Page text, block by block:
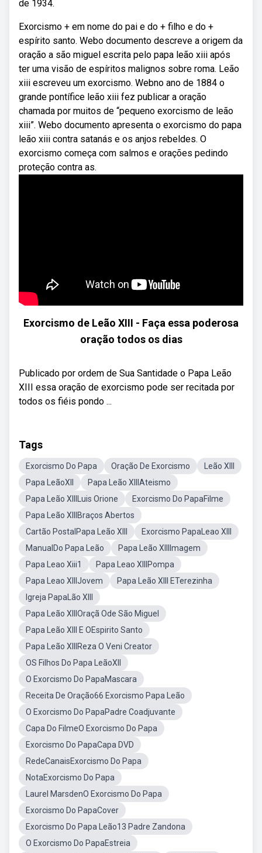
de 1934.
Exorcismo + em nome do pai e do + filho e do +
espírito santo. Webo documento descreve a origem da
oração a são miguel escrita pelo papa leão xiii após
ter uma visão de espíritos malignos sobre roma. Leão
xiii escreveu um exorcismo. Webno ano de 1884 o
grande pontífice leão xiii fez publicar a oração
chamada por muitos de “pequeno exorcismo de leão
xiii”. Webo documento apresenta o exorcismo do papa
leão xiii contra satanás e os anjos rebeldes. O
exorcismo começa com salmos e orações pedindo
proteção contra as.
Exorcismo de Leão XIII - Faça essa poderosa
oração todos os dias
Publicado por ordem de Sua Santidade o Papa Leão
XIII essa oração de exorcismo pode ser recitada por
todos os fiéis pondo ...
Tags
Exorcismo Do Papa Oração De Exorcismo
Leão XIII
Papa LeãoXII
Papa Leão XIIIAteismo
Papa Leão XIIILuis Orione
Exorcismo Do PapaFilme
Papa Leão XIIIBraços Abertos
Cartão PostalPapa Leão XIII
Exorcismo PapaLeao XIII
ManualDo Papa Leão
Papa Leão XIIIImagem
Papa Leao Xiii1
Papa Leao XIIIPompa
Papa Leao XIIIJovem
Papa Leão XIII ETerezinha
Igreja PapaLão XIII
Papa Leão XIIIOraçã Ode São Miguel
Papa Leão XIII E OEspirito Santo
Papa Leão XIIIReza O Veni Creator
OS Filhos Do Papa LeãoXII
O Exorcismo Do PapaMascara
Receita De Oração66 Exorcismo Papa Leão
O Exorcismo Do PapaPadre Coadjuvante
Capa Do FilmeO Exorcismo Do Papa
Exorcismo Do PapaCapa DVD
RedeCanaisExorcismo Do Papa
NotaExorcismo Do Papa
Laurel MarsdenO Exorcismo Do Papa
Exorcismo Do PapaCover
Exorcismo Do Papa Leão13 Padre Zandona
O Exorcismo Do PapaEstreia